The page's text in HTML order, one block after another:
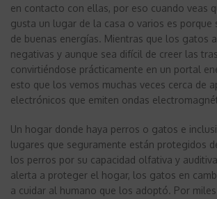
en contacto con ellas, por eso cuando veas
gusta un lugar de la casa o varios es porque
de buenas energías. Mientras que los gatos
negativas y aunque sea difícil de creer las
convirtiéndose prácticamente en un portal
esto que los vemos muchas veces cerca de
electrónicos que emiten ondas
Un hogar donde haya perros o gatos e
lugares que seguramente están protegidos
los perros por su capacidad olfativa y
alerta a proteger el hogar, los gatos en
a cuidar al humano que los adoptó. Por